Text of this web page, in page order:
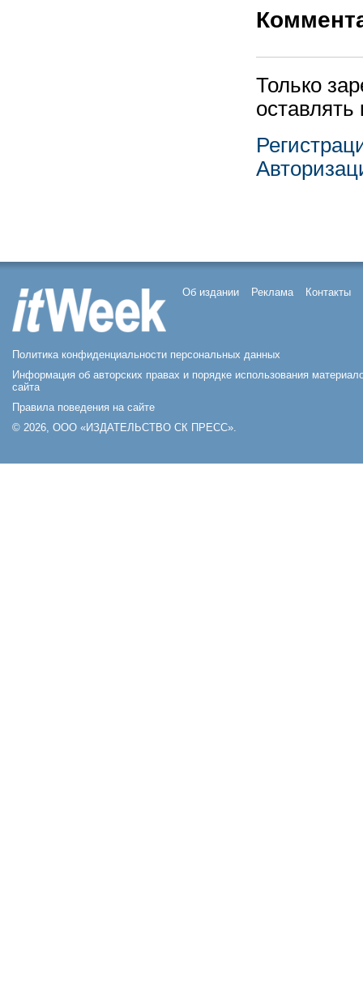
Только
Об издании Реклама Контакты
Политика конфиденциальности персональных данных
Информация об авторских правах и порядке использования
сайта
Правила поведения на сайте
© 2026, ООО «ИЗДАТЕЛЬСТВО СК ПРЕСС».